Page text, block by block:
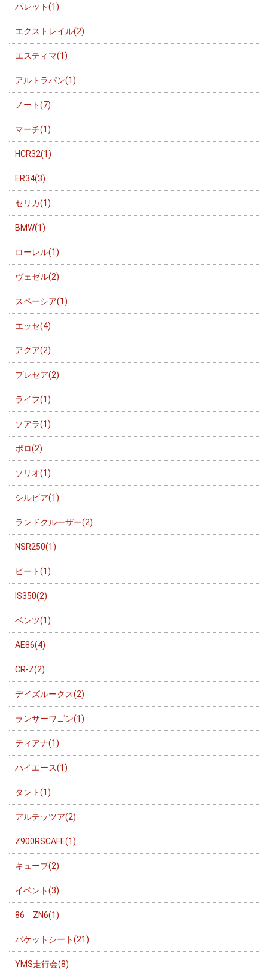
パレット(1)
エクストレイル(2)
エスティマ(1)
アルトラパン(1)
ノート(7)
マーチ(1)
HCR32(1)
ER34(3)
セリカ(1)
BMW(1)
ローレル(1)
ヴェゼル(2)
スペーシア(1)
エッセ(4)
アクア(2)
プレセア(2)
ライフ(1)
ソアラ(1)
ポロ(2)
ソリオ(1)
シルビア(1)
ランドクルーザー(2)
NSR250(1)
ビート(1)
IS350(2)
ベンツ(1)
AE86(4)
CR-Z(2)
デイズルークス(2)
ランサーワゴン(1)
ティアナ(1)
ハイエース(1)
タント(1)
アルテッツア(2)
Z900RSCAFE(1)
キューブ(2)
イベント(3)
86 ZN6(1)
バケットシート(21)
YMS走行会(8)